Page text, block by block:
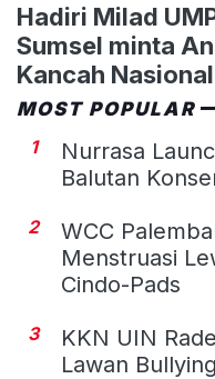
Hadiri Milad
Sumsel minta
Kancah Nasional
MOST POPULAR
1
Nurrasa
Balutan
2
WCC
Menstruasi
Cindo-Pads
3
KKN UIN
Lawan Bullying